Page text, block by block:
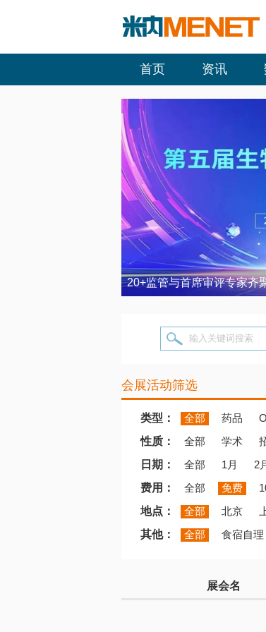
首页 资讯
20+监管与首席审评专家齐
输入关键词搜索
会展活动筛选
类型： 全部 药品
性质：
全部 学术
日期：
全部 1月 2
费用：
全部 免费
地点：
全部 北京
其他：
全部 食宿自理
展会名